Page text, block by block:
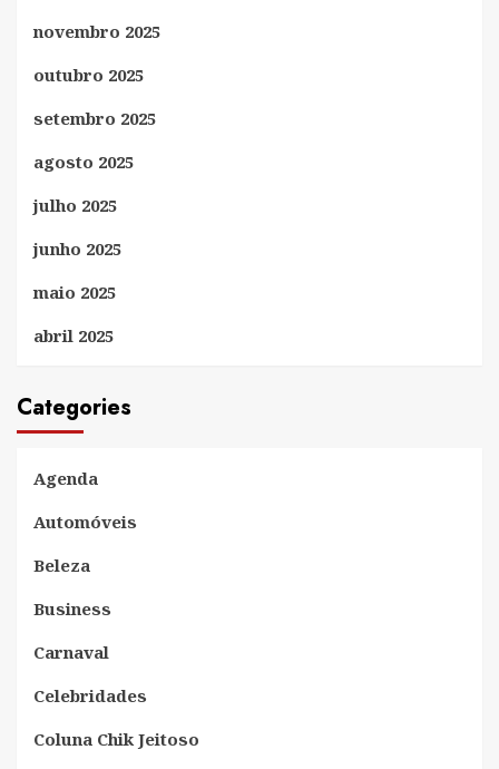
novembro 2025
outubro 2025
setembro 2025
agosto 2025
julho 2025
junho 2025
maio 2025
abril 2025
Categories
Agenda
Automóveis
Beleza
Business
Carnaval
Celebridades
Coluna Chik Jeitoso